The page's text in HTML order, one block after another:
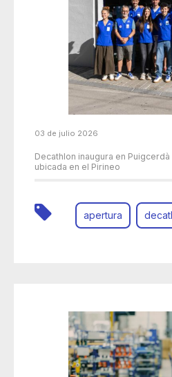
03 de julio 2026
Decathlon inaugura en
ubicada en el Pirineo
apertura